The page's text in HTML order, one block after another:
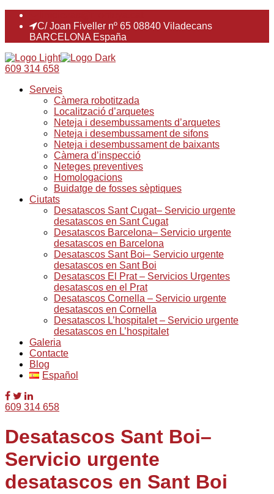
C/ Joan Fiveller nº 65 08840 Viladecans
BARCELONA España
609 314 658
Serveis
Càmera robotitzada
Localització d’arquetes
Neteja i desembussaments d’arquetes
Neteja i desembussament de sifons
Neteja i desembussament de baixants
Càmera d’inspecció
Neteges preventives
Homologacions
Buidatge de fosses sèptiques
Ciutats
Desatascos Sant Cugat– Servicio urgente
desatascos en Sant Cugat
Desatascos Barcelona– Servicio urgente
desatascos en Barcelona
Desatascos Sant Boi– Servicio urgente
desatascos en Sant Boi
Desatascos El Prat – Servicios Urgentes
desatascos en el Prat
Desatascos Cornella – Servicio urgente
desatascos en Cornella
Desatascos L’hospitalet – Servicio urgente
desatascos en L’hospitalet
Galeria
Contacte
Blog
Español
609 314 658
Desatascos Sant Boi–
Servicio urgente
desatascos en Sant Boi